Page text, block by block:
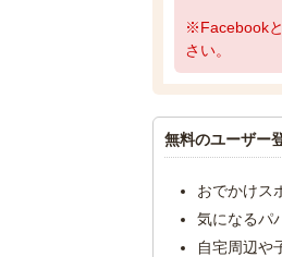
※Facebook
さい。
無料のユーザー
おでかけス
気になるパ
自宅周辺や